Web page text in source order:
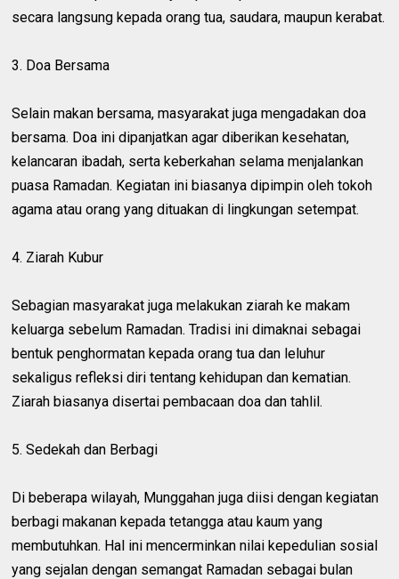
secara langsung kepada orang tua, saudara, maupun kerabat.
3. Doa Bersama
Selain makan bersama, masyarakat juga mengadakan doa
bersama. Doa ini dipanjatkan agar diberikan kesehatan,
kelancaran ibadah, serta keberkahan selama menjalankan
puasa Ramadan. Kegiatan ini biasanya dipimpin oleh tokoh
agama atau orang yang dituakan di lingkungan setempat.
4. Ziarah Kubur
Sebagian masyarakat juga melakukan ziarah ke makam
keluarga sebelum Ramadan. Tradisi ini dimaknai sebagai
bentuk penghormatan kepada orang tua dan leluhur
sekaligus refleksi diri tentang kehidupan dan kematian.
Ziarah biasanya disertai pembacaan doa dan tahlil.
5. Sedekah dan Berbagi
Di beberapa wilayah, Munggahan juga diisi dengan kegiatan
berbagi makanan kepada tetangga atau kaum yang
membutuhkan. Hal ini mencerminkan nilai kepedulian sosial
yang sejalan dengan semangat Ramadan sebagai bulan